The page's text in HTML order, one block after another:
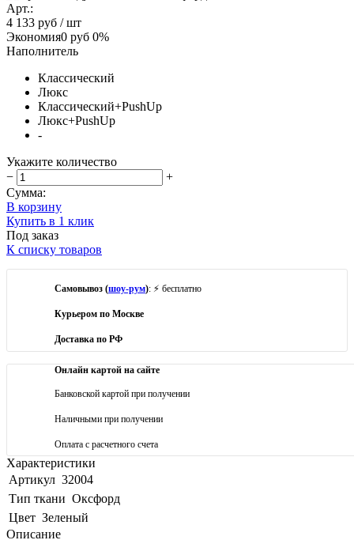
Арт.:
4 133 руб / шт
Экономия0 руб 0%
Наполнитель
Классический
Люкс
Классический+PushUp
Люкс+PushUp
-
Укажите количество
−
+
Сумма:
В корзину
Купить в 1 клик
Под заказ
К списку товаров
Самовывоз (шоу-рум): ⚡ бесплатно
Курьером по Москве
Доставка по РФ
Онлайн картой на сайте
Банковской картой при получении
Наличными при получении
Оплата с расчетного счета
Характеристики
Артикул 32004
Тип ткани Оксфорд
Цвет Зеленый
Описание